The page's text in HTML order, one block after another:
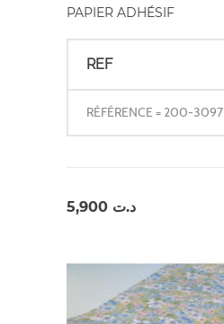
PAPIER ADHÉSIF
REF
RÉFÉRENCE = 200-3097
د.ت